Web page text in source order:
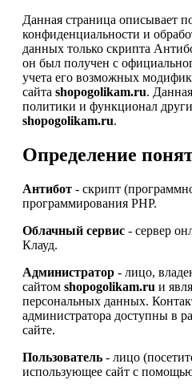
Данная страница описывает
конфиденциальности и
данных только скрипта
он был получен с
учета его возможных
сайта shopogolikam.ru.
политики и функционал
shopogolikam.ru.
Определение
Антибот - скрипт
программирования PHP.
Облачный сервис - сервер
Клауд.
Администратор - лицо,
сайтом shopogolikam.ru и
персональных данных.
администратора доступны в
сайте.
Пользователь - лицо
использующее сайт с помощью